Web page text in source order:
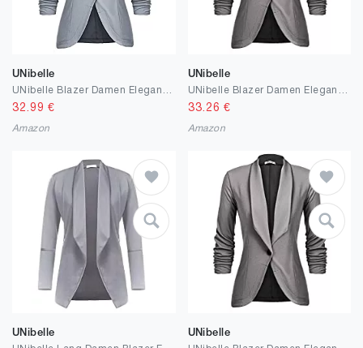
UNibelle
32.99 €
Amazon
UNibelle
33.26 €
Amazon
UNibelle
UNibelle